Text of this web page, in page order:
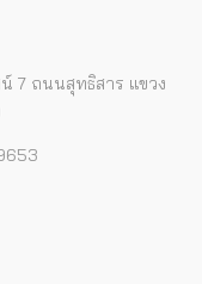
7 ถนนสุทธิสาร แขวง